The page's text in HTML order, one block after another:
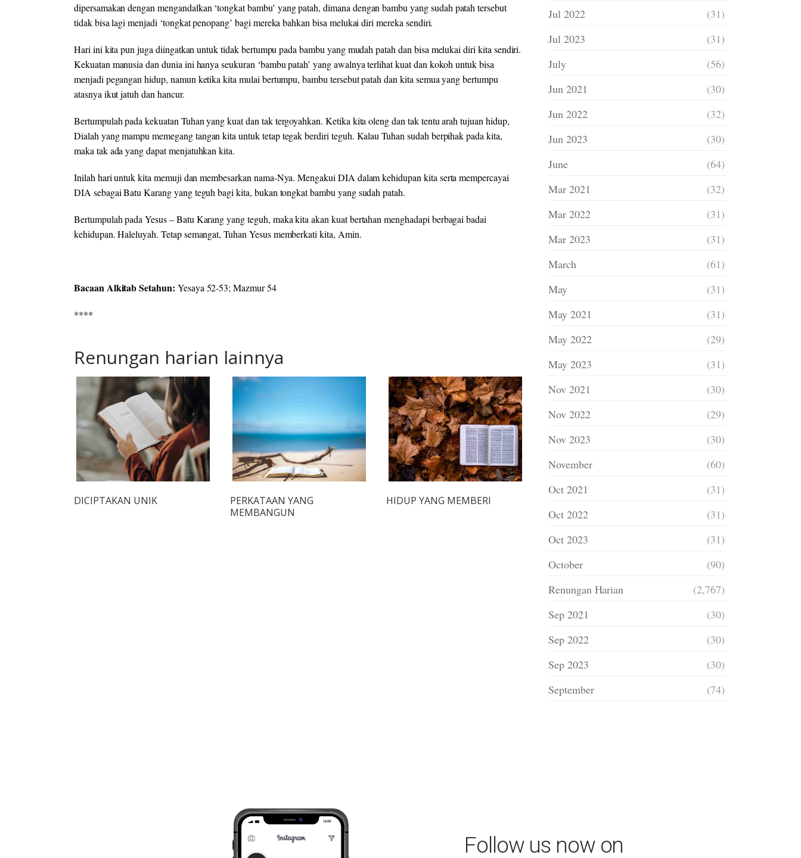
dipersamakan dengan mengandalkan ‘tongkat bambu’ yang patah, dimana dengan bambu yang sudah patah tersebut
tidak bisa lagi menjadi ‘tongkat penopang’ bagi mereka bahkan bisa melukai diri mereka sendiri.
Hari ini kita pun juga diingatkan untuk tidak bertumpu pada bambu yang mudah patah dan bisa melukai diri kita sendiri.
Kekuatan manusia dan dunia ini hanya seukuran ‘bambu patah’ yang awalnya terlihat kuat dan kokoh untuk bisa
menjadi pegangan hidup, namun ketika kita mulai bertumpu, bambu tersebut patah dan kita semua yang bertumpu
atasnya ikut jatuh dan hancur.
Bertumpulah pada kekuatan Tuhan yang kuat dan tak tergoyahkan. Ketika kita oleng dan tak tentu arah tujuan hidup,
Dialah yang mampu memegang tangan kita untuk tetap tegak berdiri teguh. Kalau Tuhan sudah berpihak pada kita,
maka tak ada yang dapat menjatuhkan kita.
Inilah hari untuk kita memuji dan membesarkan nama-Nya. Mengakui DIA dalam kehidupan kita serta mempercayai
DIA sebagai Batu Karang yang teguh bagi kita, bukan tongkat bambu yang sudah patah.
Bertumpulah pada Yesus – Batu Karang yang teguh, maka kita akan kuat bertahan menghadapi berbagai badai
kehidupan. Haleluyah. Tetap semangat, Tuhan Yesus memberkati kita, Amin.
Bacaan Alkitab Setahun: Yesaya 52-53; Mazmur 54
****
Renungan harian lainnya
DICIPTAKAN UNIK
PERKATAAN YANG
MEMBANGUN
HIDUP YANG MEMBERI
Jul 2022
(31)
Jul 2023
(31)
July
(56)
Jun 2021
(30)
Jun 2022
(32)
Jun 2023
(30)
June
(64)
Mar 2021
(32)
Mar 2022
(31)
Mar 2023
(31)
March
(61)
May
(31)
May 2021
(31)
May 2022
(29)
May 2023
(31)
Nov 2021
(30)
Nov 2022
(29)
Nov 2023
(30)
November
(60)
Oct 2021
(31)
Oct 2022
(31)
Oct 2023
(31)
October
(90)
Renungan Harian
(2,767)
Sep 2021
(30)
Sep 2022
(30)
Sep 2023
(30)
September
(74)
Follow us now on